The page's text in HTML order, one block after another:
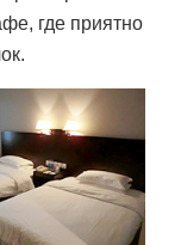
где приятно